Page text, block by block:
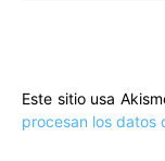
Este sitio usa
procesan los datos